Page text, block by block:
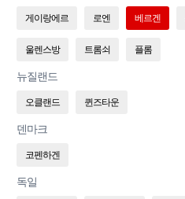
게이랑에르 로엔 베르겐
울렌스방 트롬쇠 플롬
뉴질랜드
오클랜드 퀸즈타운
덴마크
코펜하겐
독일